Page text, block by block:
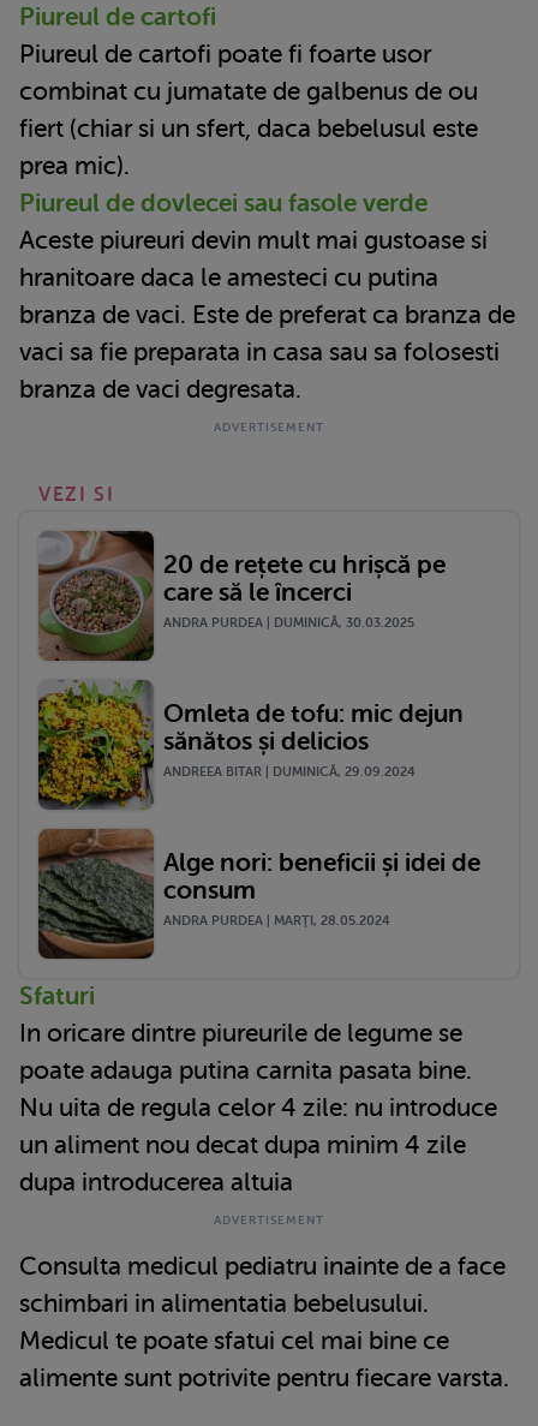
Piureul de cartofi
Piureul de cartofi poate fi foarte usor
combinat cu jumatate de galbenus de ou
fiert (chiar si un sfert, daca bebelusul este
prea mic).
Piureul de dovlecei sau fasole verde
Aceste piureuri devin mult mai gustoase si
hranitoare daca le amesteci cu putina
branza de vaci. Este de preferat ca branza de
vaci sa fie preparata in casa sau sa folosesti
branza de vaci degresata.
VEZI SI
20 de rețete cu hrișcă pe
care să le încerci
ANDRA PURDEA | DUMINICĂ, 30.03.2025
Omleta de tofu: mic dejun
sănătos și delicios
ANDREEA BITAR | DUMINICĂ, 29.09.2024
Alge nori: beneficii și idei de
consum
ANDRA PURDEA | MARŢI, 28.05.2024
Sfaturi
In oricare dintre piureurile de legume se
poate adauga putina carnita pasata bine.
Nu uita de regula celor 4 zile: nu introduce
un aliment nou decat dupa minim 4 zile
dupa introducerea altuia
Consulta medicul pediatru inainte de a face
schimbari in alimentatia bebelusului.
Medicul te poate sfatui cel mai bine ce
alimente sunt potrivite pentru fiecare varsta.